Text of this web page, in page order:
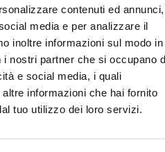
contenuti ed annunci,
media e per analizzare il
inoltre informazioni sul modo in
nostri partner che si occupano
e social media, i quali
informazioni che hai fornito
tuo utilizzo dei loro servizi.
al meglio le
conversazione:
valore, per noi
Social Factor ha deciso di